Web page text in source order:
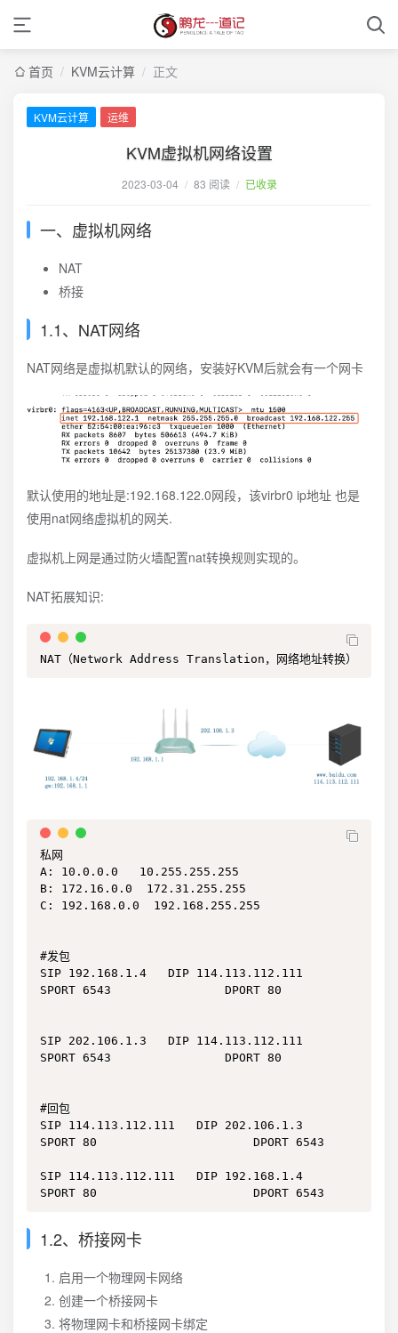
首页 / KVM云计算 / 正文
KVM云计算 运维
KVM虚拟机网络设置
2023-03-04 / 83 阅读 / 已收录
一、虚拟机网络
NAT
桥接
1.1、NAT网络
NAT网络是虚拟机默认的网络，安装好KVM后就会有一个网卡
默认使用的地址是:192.168.122.0网段，该virbr0 ip地址 也是
使用nat网络虚拟机的网关.
虚拟机上网是通过防火墙配置nat转换规则实现的。
NAT拓展知识:
NAT（Network Address Translation，网络地址转换）
私网
A: 10.0.0.0   10.255.255.255
B: 172.16.0.0  172.31.255.255
C: 192.168.0.0  192.168.255.255
#发包
SIP 192.168.1.4   DIP 114.113.112.111
SPORT 6543                DPORT 80
SIP 202.106.1.3   DIP 114.113.112.111
SPORT 6543                DPORT 80
#回包
SIP 114.113.112.111   DIP 202.106.1.3
SPORT 80                      DPORT 6543
SIP 114.113.112.111   DIP 192.168.1.4
SPORT 80                      DPORT 6543
1.2、桥接网卡
启用一个物理网卡网络
创建一个桥接网卡
将物理网卡和桥接网卡绑定